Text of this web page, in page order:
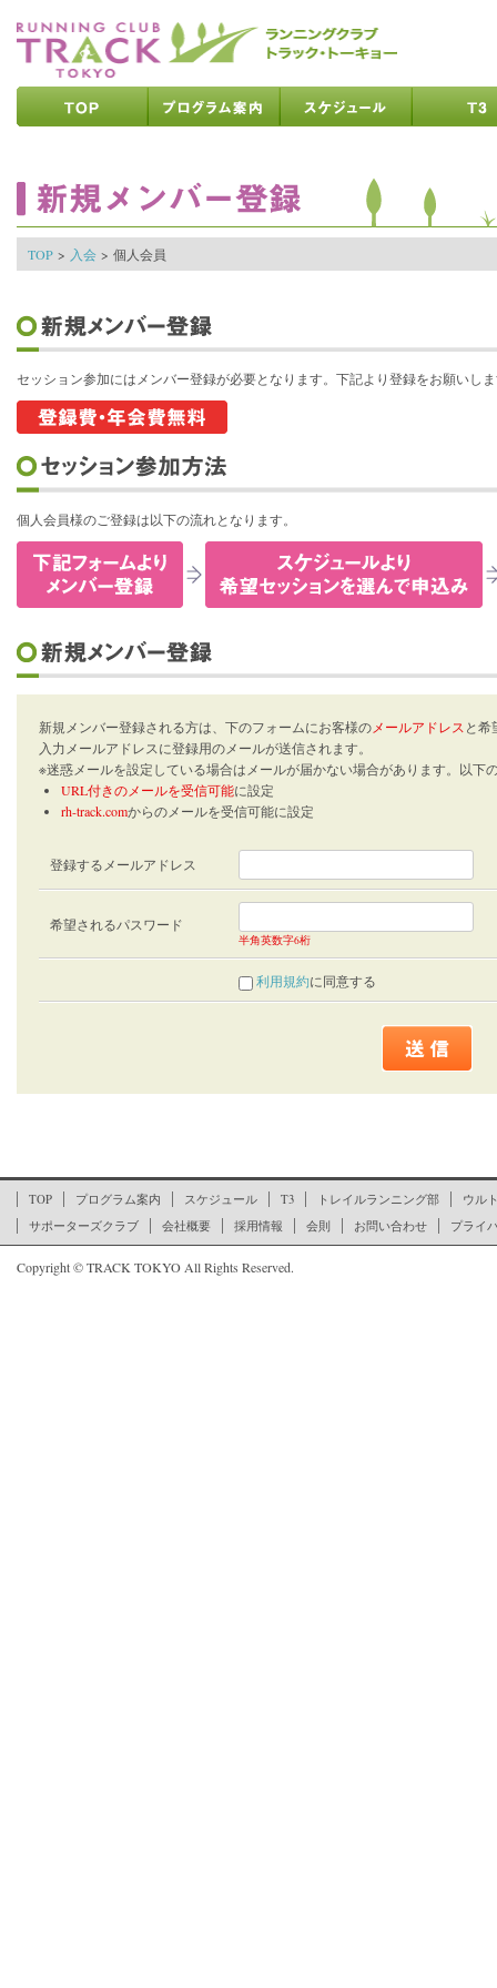
TOP > 入会 > 個人会員
セッション参加にはメンバー登録が必要となります。下記より登録をお願いし
個人会員様のご登録は以下の流れとなります。
新規メンバー登録される方は、下のフォームにお客様のメールアドレス と希
入力メールアドレスに登録用のメールが送信されます。
※迷惑メールを設定している場合はメールが届かない場合があります。以下
URL付きのメールを受信可能に設定
rh-track.comからのメールを受信可能に設定
登録するメールアドレス
希望されるパスワード
半角英数字6桁
利用規約に同意する
TOP プログラム案内 スケジュール T3 トレイルランニング部
ウル
サポーターズクラブ
会社概要 採用情報 会則 お問い合わせ プライ
Copyright © TRACK TOKYO All Rights Reserved.